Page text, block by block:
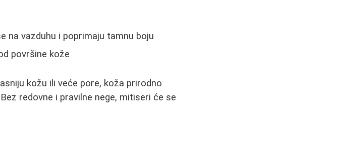
na vazduhu i poprimaju tamnu boju
površine kože
kožu ili veće pore, koža prirodno
redovne i pravilne nege, mitiseri će se